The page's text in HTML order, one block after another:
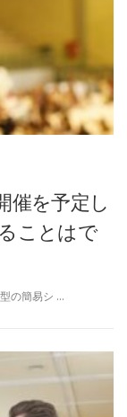
催を予定し
ことはで
の簡易シ …